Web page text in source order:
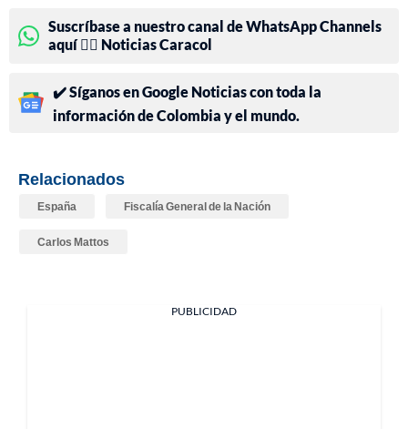
Suscríbase a nuestro canal de WhatsApp Channels
aquí 👉🏻 Noticias Caracol
✔️ Síganos en Google Noticias con toda la
información de Colombia y el mundo.
Relacionados
España Fiscalía General de la Nación
Carlos Mattos
PUBLICIDAD